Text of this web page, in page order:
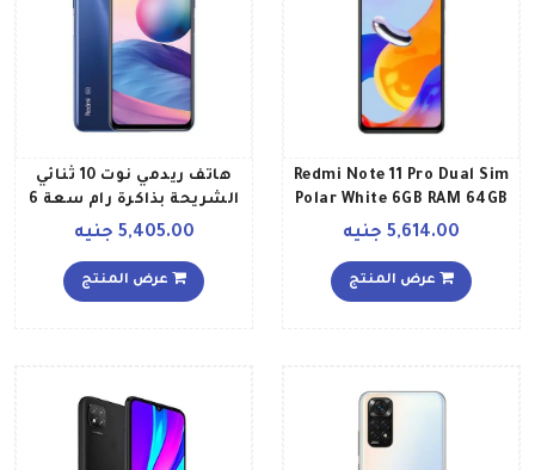
Redmi Note 11 Pro Dual Sim
Polar White 6GB RAM 64GB
4G LTE Global Version
5,614.00 جنيه
عرض المنتج
هاتف ريدمي نوت 10 ثنائي
الشريحة بذاكرة رام سعة 6
جيجابايت وذاكرة داخلية
تقنية 5G الإصدار العالمي
بلون أزرق نايت تايم
5,405.00 جنيه
عرض المنتج